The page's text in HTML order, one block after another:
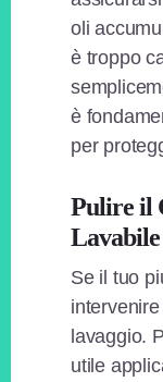
oli
è troppo
è
per
Pulire il
Lavabile
Se il tuo
lavaggio.
utile